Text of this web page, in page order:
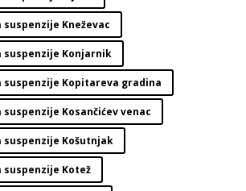
Kneževac
suspenzije Konjarnik
suspenzije Kopitareva gradina
Kosančićev venac
suspenzije Košutnjak
suspenzije Kotež